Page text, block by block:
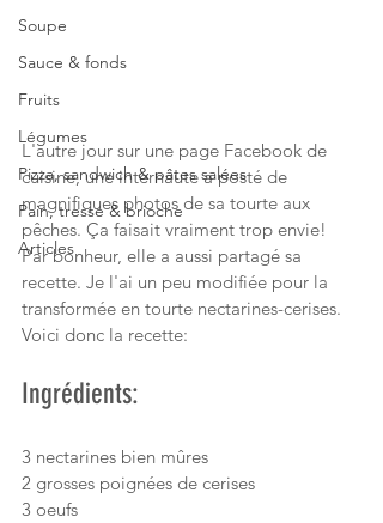
Soupe
Sauce & fonds
Fruits
Légumes
Pizza, sandwich & pâtes salées
Pain, tresse & brioche
Articles
L'autre jour sur une page Facebook de
cuisine, une internaute a posté de
magnifiques photos de sa tourte aux
pêches. Ça faisait vraiment trop envie!
Par bonheur, elle a aussi partagé sa
recette. Je l'ai un peu modifiée pour la
transformée en tourte nectarines-cerises.
Voici donc la recette:
Ingrédients:
3 nectarines bien mûres
2 grosses poignées de cerises
3 oeufs